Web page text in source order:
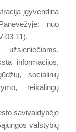
įgyvendina
nuo
03-11).
užsieniečiams,
informacijos,
socialinių
reikalingų
savivaldybėje
valstybių